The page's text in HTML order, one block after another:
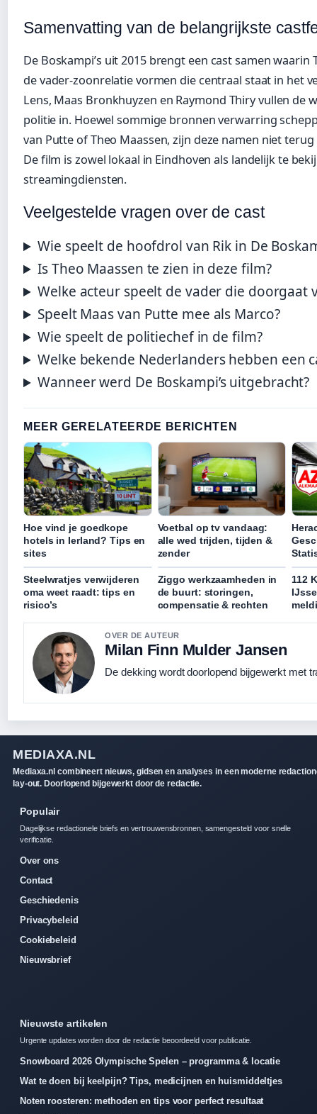
Samenvatting van de belangrijkste
De Boskampi’s uit 2015 brengt een cast samen
de vader-zoonrelatie vormen die centraal staat in het
Lens, Maas Bronkhuyzen en Raymond Thiry vullen de
politie in. Hoewel sommige bronnen verwarring
van Putte of Theo Maassen, zijn deze namen niet
De film is zowel lokaal in Eindhoven als landelijk te
streamingdiensten.
Veelgestelde vragen over de cast
Wie speelt de hoofdrol van Rik in De
Is Theo Maassen te zien in deze film?
Welke acteur speelt de vader die doorgaat
Speelt Maas van Putte mee als Marco?
Wie speelt de politiechef in de film?
Welke bekende Nederlanders hebben een
Wanneer werd De Boskampi’s uitgebracht?
MEER GERELATEERDE BERICHTEN
Hoe vind je goedkope
hotels in Ierland? Tips en
sites
Voetbal op tv vandaag:
alle wed trijden, tijden &
zender
Steelwratjes verwijderen
oma weet raadt: tips en
risico’s
Ziggo werkzaamheden in
de buurt: storingen,
compensatie & rechten
112
OVER DE AUTEUR
Milan Finn Mulder Jansen
De dekking wordt doorlopend bijgewerkt met
MEDIAXA.NL
Mediaxa.nl combineert nieuws, gidsen en analyses in een moderne
lay-out. Doorlopend bijgewerkt door de redactie.
Populair
Dagelijkse redactionele briefs en vertrouwensbronnen, samengesteld voor snelle
verificatie.
Over ons
Contact
Geschiedenis
Privacybeleid
Cookiebeleid
Nieuwsbrief
Nieuwste artikelen
Urgente updates worden door de redactie beoordeeld voor publicatie.
Snowboard 2026 Olympische Spelen – programma & locatie
Wat te doen bij keelpijn? Tips, medicijnen en huismiddeltjes
Noten roosteren: methoden en tips voor perfect resultaat